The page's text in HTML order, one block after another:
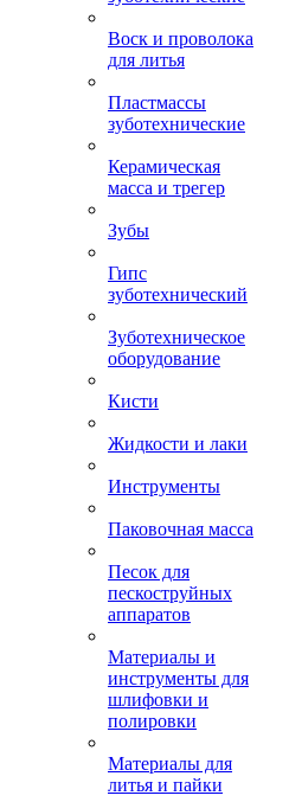
Воск и проволока
для литья
Пластмассы
зуботехнические
Керамическая
масса и трегер
Зубы
Гипс
зуботехнический
Зуботехническое
оборудование
Кисти
Жидкости и лаки
Инструменты
Паковочная масса
Песок для
пескоструйных
аппаратов
Материалы и
инструменты для
шлифовки и
полировки
Материалы для
литья и пайки